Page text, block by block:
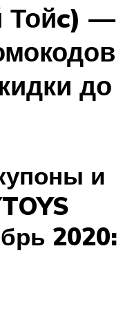
Тойc) —
до
и
2020: